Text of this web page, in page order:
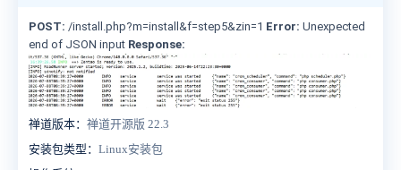
POST: /install.php?m=install&f=step5&zin=1 Error: Unexpected
end of JSON input Response:
禅道版本： 禅道开源版 22.3
安装包类型： Linux安装包